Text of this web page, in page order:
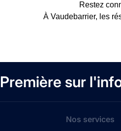
Restez
À Vaudebarrier, les
Première sur
Nos services